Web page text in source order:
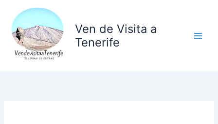
contenido
Ven de Visita a
Tenerife